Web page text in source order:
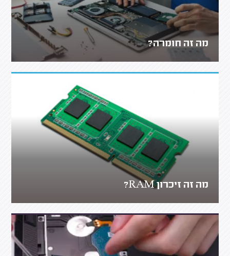
מה זה חומרה?
מה זה זיכרון RAM?